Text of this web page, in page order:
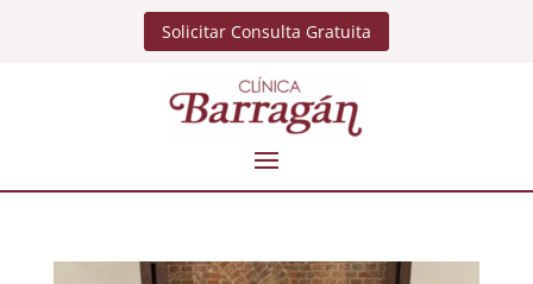
Solicitar Consulta Gratuita